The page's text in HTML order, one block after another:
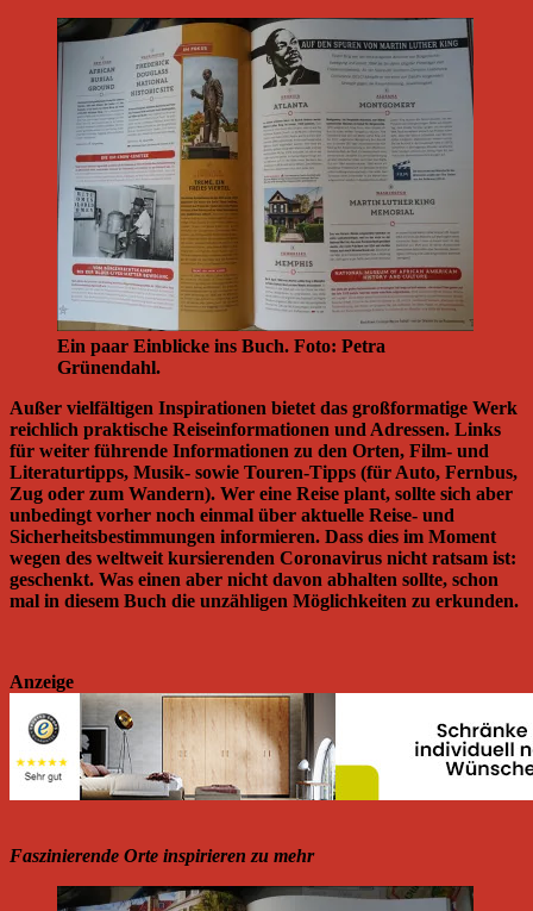
Ein paar Einblicke ins Buch. Foto: Petra
Grünendahl.
Außer vielfältigen Inspirationen bietet das großformatige Werk
reichlich praktische Reiseinformationen und Adressen. Links
für weiter führende Informationen zu den Orten, Film- und
Literaturtipps, Musik- sowie Touren-Tipps (für Auto, Fernbus,
Zug oder zum Wandern). Wer eine Reise plant, sollte sich aber
unbedingt vorher noch einmal über aktuelle Reise- und
Sicherheitsbestimmungen informieren. Dass dies im Moment
wegen des weltweit kursierenden Coronavirus nicht ratsam ist:
geschenkt. Was einen aber nicht davon abhalten sollte, schon
mal in diesem Buch die unzähligen Möglichkeiten zu erkunden.
Anzeige
Faszinierende Orte inspirieren zu mehr